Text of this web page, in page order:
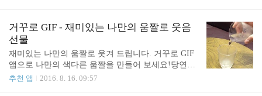
을 계산하고 관리하세요. [무료버전다운로드]https://i
tunes.apple.com/kr/app/ulijib-jeongiseda-lite-jeongiyoge
um/id1143009763 [유료버전]https://itunes.apple.com/k
r/app/ulijib-jeongiseda-jeongiyogeum/id1142997387
거꾸로 GIF - 재미있는 나만의 움짤로 웃음
선물
재미있는 나만의 움짤로 웃겨 드립니다. 거꾸로 GIF
앱으로 나만의 색다른 움짤을 만들어 보세요!당연함
이 어색함으로 변하는 순간!나만의 색다른 움짤 완
추천 앱 2016. 8. 16. 09:57